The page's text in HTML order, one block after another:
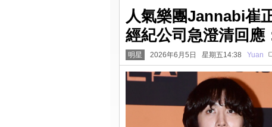
人氣樂團Jannabi崔
經紀公司急澄清回應
明星 2026年6月5日 星期五14:38 Yuan